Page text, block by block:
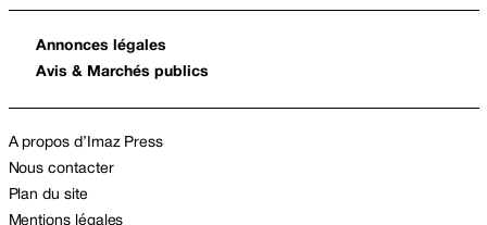
Annonces légales
Avis & Marchés publics
A propos d’Imaz Press
Nous contacter
Plan du site
Mentions légales